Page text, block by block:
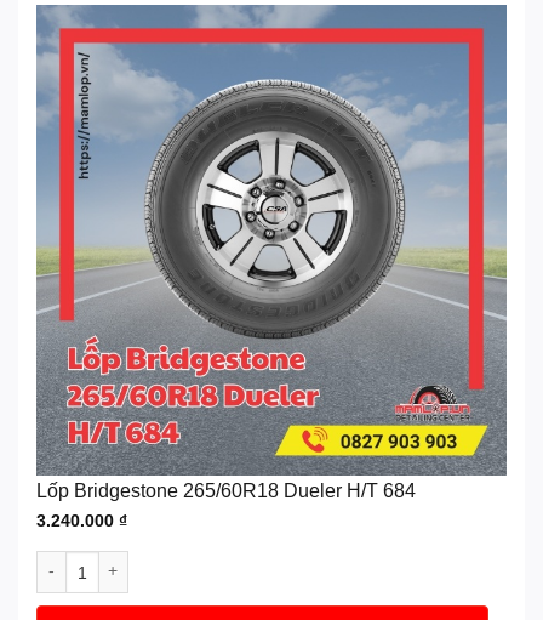
Lốp Bridgestone 265/60R18 Dueler H/T 684
3.240.000 ₫